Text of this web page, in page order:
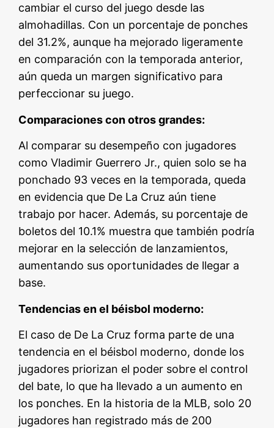
cambiar el curso del juego desde las
almohadillas. Con un porcentaje de ponches
del 31.2%, aunque ha mejorado ligeramente
en comparación con la temporada anterior,
aún queda un margen significativo para
perfeccionar su juego.
Comparaciones con otros grandes:
Al comparar su desempeño con jugadores
como Vladimir Guerrero Jr., quien solo se ha
ponchado 93 veces en la temporada, queda
en evidencia que De La Cruz aún tiene
trabajo por hacer. Además, su porcentaje de
boletos del 10.1% muestra que también podría
mejorar en la selección de lanzamientos,
aumentando sus oportunidades de llegar a
base.
Tendencias en el béisbol moderno:
El caso de De La Cruz forma parte de una
tendencia en el béisbol moderno, donde los
jugadores priorizan el poder sobre el control
del bate, lo que ha llevado a un aumento en
los ponches. En la historia de la MLB, solo 20
jugadores han registrado más de 200